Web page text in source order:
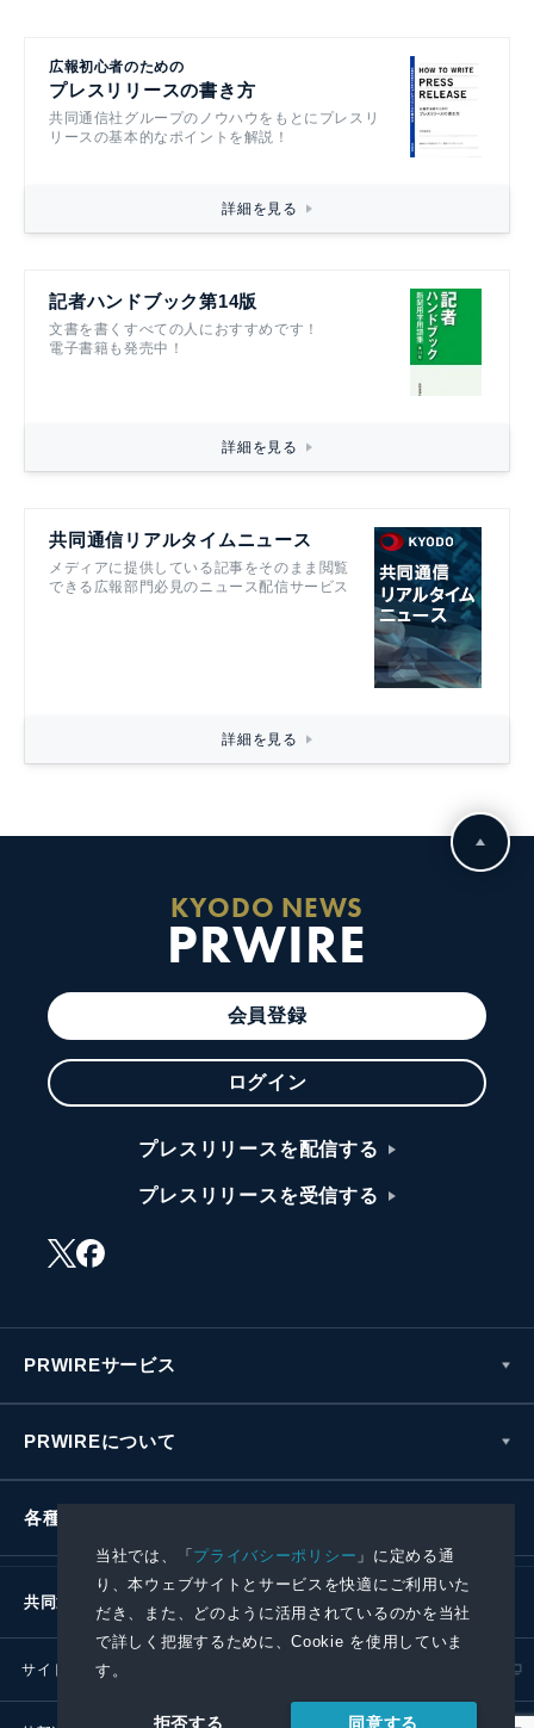
当社では、「プライバシーポリシー 」に定める通
り、本ウェブサイトとサービスを快適にご利用いた
だき、また、どのように活用されているのかを当社
で詳しく把握するために、Cookie を使用していま
す。
拒否する 同意する
広報初心者のための
プレスリリースの書き方
共同通信社グループのノウハウをもとにプレスリ
リースの基本的なポイントを解説！
詳細を見る
記者ハンドブック第14版
文書を書くすべての人におすすめです！
電子書籍も発売中！
詳細を見る
共同通信リアルタイムニュース
メディアに提供している記事をそのまま閲覧
できる広報部門必見のニュース配信サービス
詳細を見る
KYODO NEWS
PRWIRE
会員登録
ログイン
プレスリリースを配信する
プレスリリースを受信する
PRWIREサービス
PRWIREについて
各種お問い合わせ
共同通信社グループ
サイトポリシー